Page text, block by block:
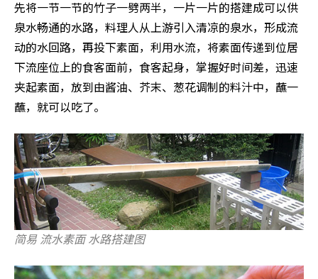
先将一节一节的竹子一劈两半，一片一片的搭建成可以供
泉水畅通的水路，料理人从上游引入清凉的泉水，形成流
动的水回路，再投下素面，利用水流，将素面传递到位居
下流座位上的食客面前，食客起身，掌握好时间差，迅速
夹起素面，放到由酱油、芥末、葱花调制的料汁中，蘸一
蘸，就可以吃了。
简易 流水素面 水路搭建图